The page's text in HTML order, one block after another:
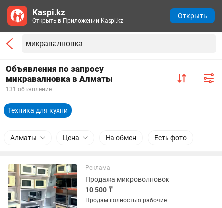
Объявления по запросу
микравалновка в Алматы
131 объявление
Техника для кухни
Алматы Цена На обмен Есть фото
Реклама
Продажа микроволновок
10 500 ₸
Продам полностью рабочие
Kaspi.kz
Открыть в Приложении Kaspi.kz
Открыть